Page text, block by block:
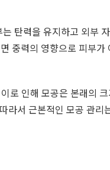
탄력을 유지하고 외부
중력의 영향으로 피부
로 인해 모공은 본래의
서 근본적인 모공 관